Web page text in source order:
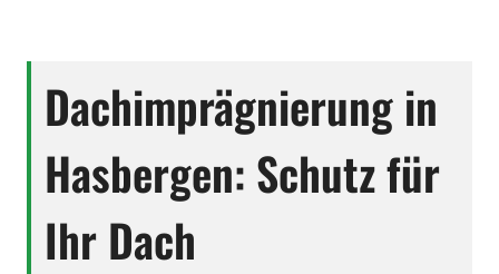
Dachimprägnierung in
Hasbergen: Schutz für
Ihr Dach